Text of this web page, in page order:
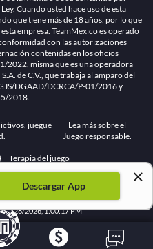
Descargar App
Cuando usted hace uso de esta
que tiene más de 18 años, por lo que
empresa. TeamMexico es operado
con las autorizaciones
contenidas en los oficios
2022, misma que es una operadora
de C.V., que trabaja al amparo del
DGAAD/DCRCA/P-01/2016 y
2018.
juegue
Lea más sobre el
Juego responsable.
Terapia del juego
todos los derechos
7/28/2026, 1:00:17 PM